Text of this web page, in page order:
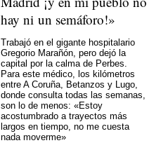
hay ni un semáforo!»
Trabajó en el gigante hospitalario
Gregorio Marañón, pero dejó la
capital por la calma de Perbes.
Para este médico, los kilómetros
entre A Coruña, Betanzos y Lugo,
donde consulta todas las semanas,
son lo de menos: «Estoy
acostumbrado a trayectos más
largos en tiempo, no me cuesta
nada moverme»